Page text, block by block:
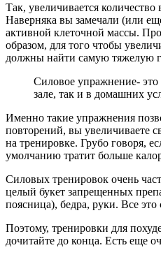
Так, увеличивается
Наверняка вы замечали (или
активной клеточной массы.
образом, для того чтобы
должны найти самую тяжелую
Силовое упражнение- это
зале, так и в домашних
Именно такие упражнения
повторений, вы увеличиваете
на тренировке. Грубо говоря,
умолчанию тратит больше
Силовых тренировок очень
целый букет запрещенных
поясница), бедра, руки. Все
Поэтому, тренировки для
дочитайте до конца. Есть еще